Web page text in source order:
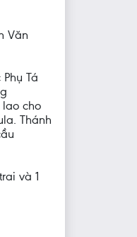
Văn
Tá
cho
Thánh
và 1